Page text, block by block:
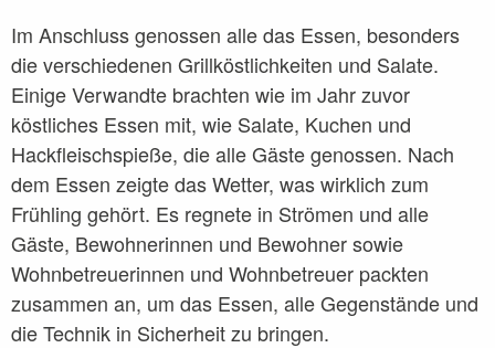
Im Anschluss genossen alle das Essen, besonders
die verschiedenen Grillköstlichkeiten und Salate.
Einige Verwandte brachten wie im Jahr zuvor
köstliches Essen mit, wie Salate, Kuchen und
Hackfleischspieße, die alle Gäste genossen. Nach
dem Essen zeigte das Wetter, was wirklich zum
Frühling gehört. Es regnete in Strömen und alle
Gäste, Bewohnerinnen und Bewohner sowie
Wohnbetreuerinnen und Wohnbetreuer packten
zusammen an, um das Essen, alle Gegenstände und
die Technik in Sicherheit zu bringen.